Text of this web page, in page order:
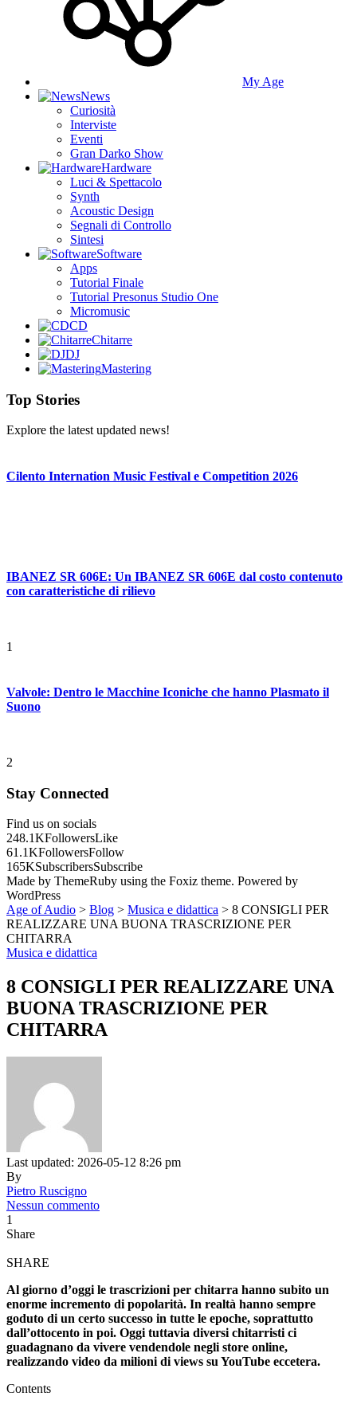
My Age
News
Curiosità
Interviste
Eventi
Gran Darko Show
Hardware
Luci & Spettacolo
Synth
Acoustic Design
Segnali di Controllo
Sintesi
Software
Apps
Tutorial Finale
Tutorial Presonus Studio One
Micromusic
CD
Chitarre
DJ
Mastering
Top Stories
Explore the latest updated news!
Cilento Internation Music Festival e Competition 2026
IBANEZ SR 606E: Un IBANEZ SR 606E dal costo contenuto
con caratteristiche di rilievo
1
Valvole: Dentro le Macchine Iconiche che hanno Plasmato il
Suono
2
Stay Connected
Find us on socials
248.1KFollowersLike
61.1KFollowersFollow
165KSubscribersSubscribe
Made by ThemeRuby using the Foxiz theme. Powered by
WordPress
Age of Audio > Blog > Musica e didattica > 8 CONSIGLI PER
REALIZZARE UNA BUONA TRASCRIZIONE PER
CHITARRA
Musica e didattica
8 CONSIGLI PER REALIZZARE UNA
BUONA TRASCRIZIONE PER
CHITARRA
Last updated: 2026-05-12 8:26 pm
By
Pietro Ruscigno
Nessun commento
1
Share
SHARE
Al giorno d’oggi le trascrizioni per chitarra hanno subito un
enorme incremento di popolarità. In realtà hanno sempre
goduto di un certo successo in tutte le epoche, soprattutto
dall’ottocento in poi. Oggi tuttavia diversi chitarristi ci
guadagnano da vivere vendendole negli store online,
realizzando video da milioni di views su YouTube eccetera.
Contents